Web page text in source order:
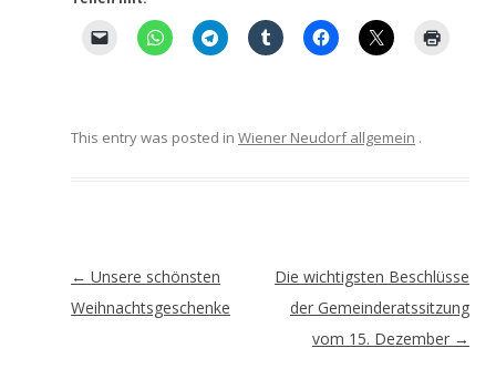
This entry was posted in Wiener Neudorf allgemein .
Artikel-
Navigation
← Unsere schönsten
Weihnachtsgeschenke
Die wichtigsten Beschlüsse
der Gemeinderatssitzung
vom 15. Dezember →